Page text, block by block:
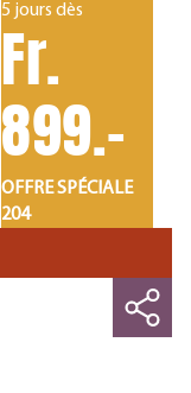
5 jours dès
Fr.
899.-
OFFRE SPÉCIALE
204